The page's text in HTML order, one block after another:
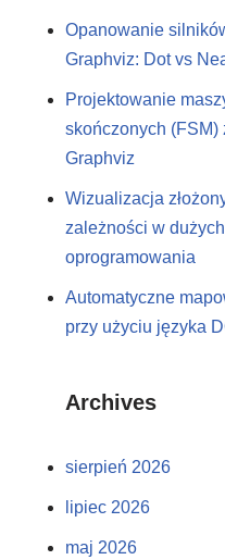
Opanowanie
Graphviz: Dot vs
Projektowanie
skończonych (FSM)
Graphviz
Wizualizacja
zależności w
oprogramowania
Automatyczne
przy użyciu języka
Archives
sierpień 2026
lipiec 2026
maj 2026